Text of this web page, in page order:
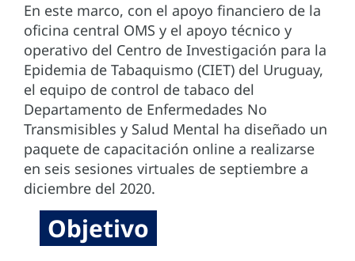
En este marco, con el apoyo financiero de la
oficina central OMS y el apoyo técnico y
operativo del Centro de Investigación para la
Epidemia de Tabaquismo (CIET) del Uruguay,
el equipo de control de tabaco del
Departamento de Enfermedades No
Transmisibles y Salud Mental ha diseñado un
paquete de capacitación online a realizarse
en seis sesiones virtuales de septiembre a
diciembre del 2020.
Objetivo